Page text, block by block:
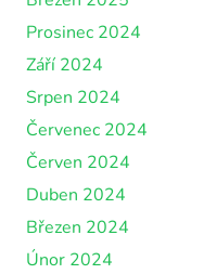
Prosinec 2024
Září 2024
Srpen 2024
Červenec 2024
Červen 2024
Duben 2024
Březen 2024
Únor 2024